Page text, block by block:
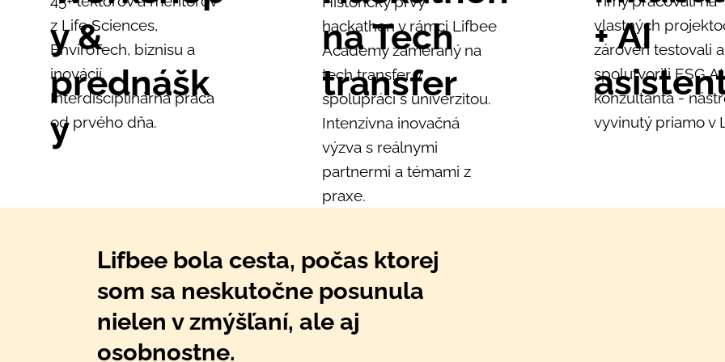
y &
prednášk
y
z Life Sciences,
EnviroTech, biznisu a
inovácií.
Interdisciplinárna práca
od prvého dňa.
na Tech
transfer
hackathon v rámci Lifbee
Academy zameraný na
tech transfer v
spolupráci s univerzitou.
Intenzívna inovačná
výzva s reálnymi
partnermi a témami z
praxe.
+ AI
vlastných
zároveň testovali a
spolutvorili ESG AI
konzultanta -
vyvinutý priamo v
Lifbee bola cesta, počas ktorej
som sa neskutočne posunula
nielen v zmýšľaní, ale aj
osobnostne.